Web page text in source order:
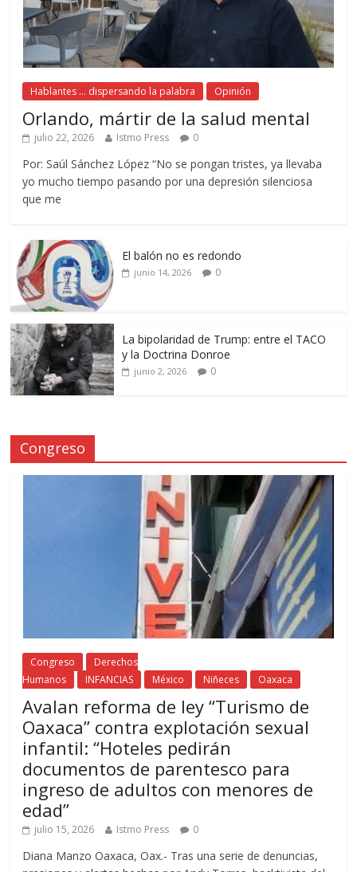
Hablantes ... dispersando la palabra Opinión
Orlando, mártir de la salud mental
julio 22, 2026 Istmo Press 0
Por: Saúl Sánchez López “No se pongan tristes, ya llevaba
yo mucho tiempo pasando por una depresión silenciosa
que me
El balón no es redondo
junio 14, 2026 0
La bipolaridad de Trump: entre el TACO
y la Doctrina Donroe
junio 2, 2026 0
Congreso
Congreso
Derechos
Humanos
INFANCIAS México Niñeces Oaxaca
Avalan reforma de ley “Turismo de
Oaxaca” contra explotación sexual
infantil: “Hoteles pedirán
documentos de parentesco para
ingreso de adultos con menores de
edad”
julio 15, 2026 Istmo Press 0
Diana Manzo Oaxaca, Oax.- Tras una serie de denuncias,